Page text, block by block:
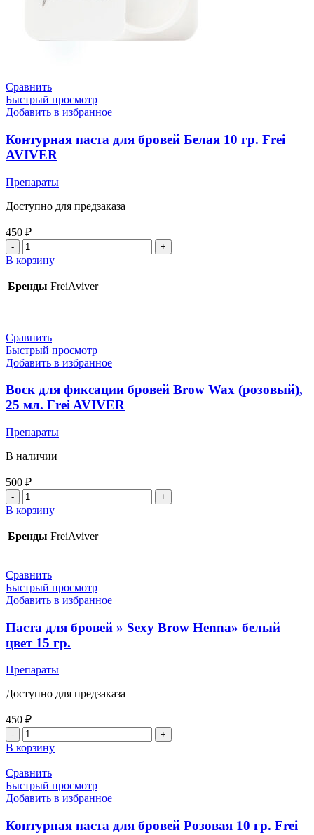
Сравнить
Быстрый просмотр
Добавить в избранное
Контурная паста для бровей Белая 10 гр. Frei
AVIVER
Препараты
Доступно для предзаказа
450 ₽
В корзину
Бренды FreiAviver
Сравнить
Быстрый просмотр
Добавить в избранное
Воск для фиксации бровей Brow Wax (розовый),
25 мл. Frei AVIVER
Препараты
В наличии
500 ₽
В корзину
Бренды FreiAviver
Сравнить
Быстрый просмотр
Добавить в избранное
Паста для бровей » Sexy Brow Henna» белый
цвет 15 гр.
Препараты
Доступно для предзаказа
450 ₽
В корзину
Сравнить
Быстрый просмотр
Добавить в избранное
Контурная паста для бровей Розовая 10 гр. Frei